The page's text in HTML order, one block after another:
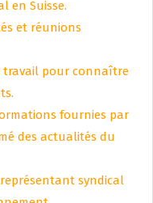
en Suisse.
et réunions
travail pour connaître
fournies par
des actualités du
syndical